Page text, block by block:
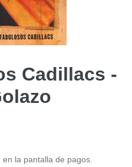
Cadillacs -
en la pantalla de pagos.